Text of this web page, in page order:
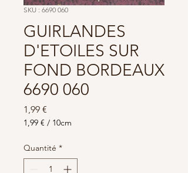
SKU : 6690 060
GUIRLANDES
D'ETOILES SUR
FOND BORDEAUX
6690 060
1,99 €
1,99 € / 10cm
pour
10
Centimètres
Quantité *